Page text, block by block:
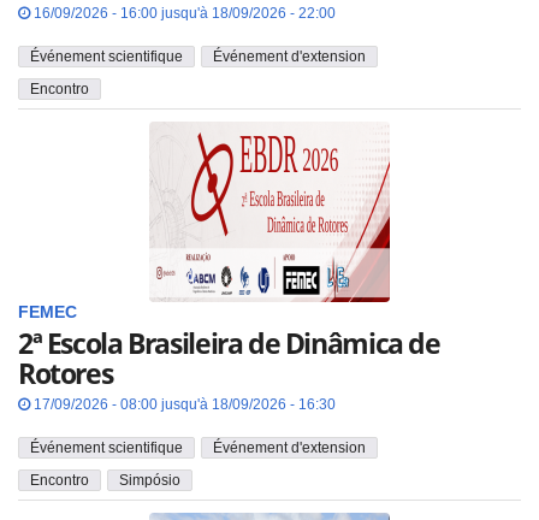
16/09/2026 - 16:00 jusqu'à 18/09/2026 - 22:00
Événement scientifique
Événement d'extension
Encontro
FEMEC
2ª Escola Brasileira de Dinâmica de
Rotores
17/09/2026 - 08:00 jusqu'à 18/09/2026 - 16:30
Événement scientifique
Événement d'extension
Encontro
Simpósio